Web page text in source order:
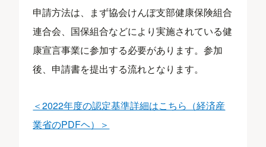
申請方法は、まず協会けんぽ支部健康保険組合
連合会、国保組合などにより実施されている健
康宣言事業に参加する必要があります。参加
後、申請書を提出する流れとなります。
＜2022年度の認定基準詳細はこちら（経済産
業省のPDFヘ）＞